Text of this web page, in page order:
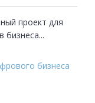
проект для
бизнеса...
бизнеса